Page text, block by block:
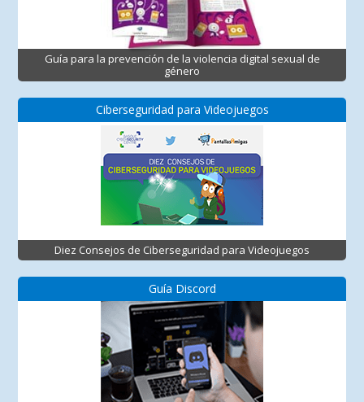
Guía para la prevención de la violencia digital sexual de
género
Ciberseguridad para Videojuegos
Diez Consejos de Ciberseguridad para Videojuegos
Guía Discord